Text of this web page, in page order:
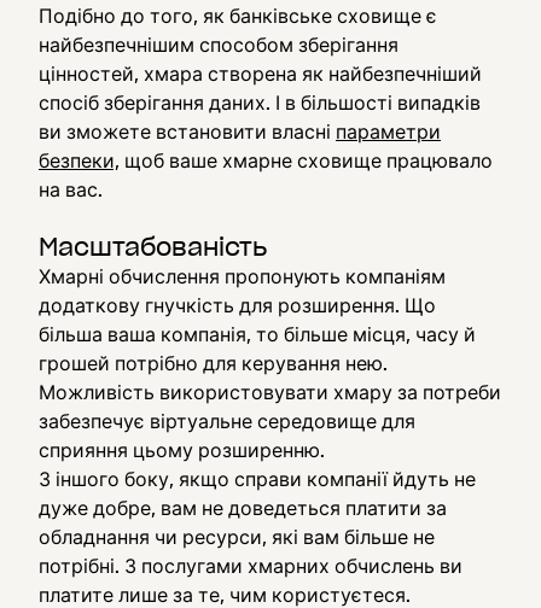
Подібно до того, як банківське сховище є
найбезпечнішим способом зберігання
цінностей, хмара створена як найбезпечніший
спосіб зберігання даних. І в більшості випадків
ви зможете встановити власні параметри
безпеки, щоб ваше хмарне сховище працювало
на вас.
Масштабованість
Хмарні обчислення пропонують компаніям
додаткову гнучкість для розширення. Що
більша ваша компанія, то більше місця, часу й
грошей потрібно для керування нею.
Можливість використовувати хмару за потреби
забезпечує віртуальне середовище для
сприяння цьому розширенню.
З іншого боку, якщо справи компанії йдуть не
дуже добре, вам не доведеться платити за
обладнання чи ресурси, які вам більше не
потрібні. З послугами хмарних обчислень ви
платите лише за те, чим користуєтеся.